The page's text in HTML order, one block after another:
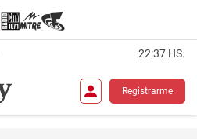
22:37 HS.
Registrarme